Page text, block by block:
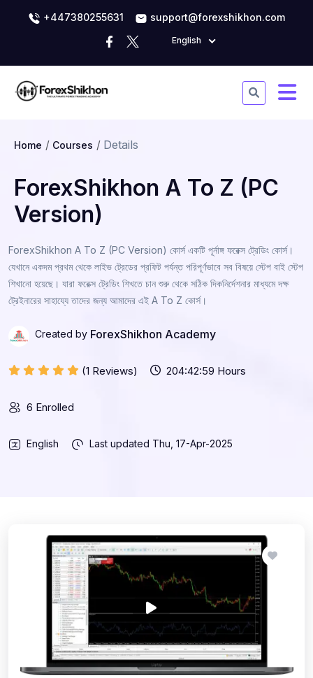
+447380255631 support@forexshikhon.com
English
Home Courses Details
ForexShikhon A To Z (PC
Version)
ForexShikhon A To Z (PC Version) কোর্স একটি পূর্নাঙ্গ ফরেক্স ট্রেডিং কোর্স।
যেখানে একদম প্রথম থেকে লাইভ ট্রেডের প্রফিট পর্যন্ত পরিপূর্ণভাবে সব বিষয়ে স্টেপ বাই স্টেপ
শিখানো হয়েছে। যারা ফরেক্স ট্রেডিং শিখতে চান শুরু থেকে সঠিক দিকনির্দেশনার মাধ্যমে দক্ষ
ট্রেইনারের সাহায্যে তাদের জন্য আমাদের এই A To Z কোর্স।
Created by ForexShikhon Academy
(1 Reviews) 204:42:59 Hours
6 Enrolled
English Last updated Thu, 17-Apr-2025